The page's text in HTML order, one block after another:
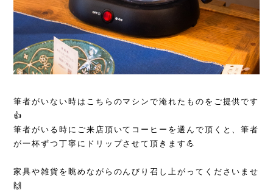
筆者がいない時はこちらのマシンで淹れたものをご提供です
👍
筆者がいる時にご来店頂いてコーヒーを選んで頂くと、筆者
が一杯ずつ丁寧にドリップさせて頂きます💪
家具や雑貨を眺めながらのんびり召し上がってくださいませ
🙌